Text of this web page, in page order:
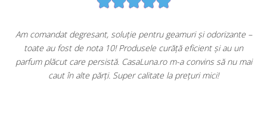
Am comandat degresant, soluție pentru geamuri și odorizante –
toate au fost de nota 10! Produsele curăță eficient și au un
parfum plăcut care persistă. CasaLuna.ro m-a convins să nu mai
caut în alte părți. Super calitate la prețuri mici!